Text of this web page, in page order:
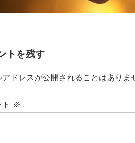
トを残す
アドレスが公開されることはありま
※